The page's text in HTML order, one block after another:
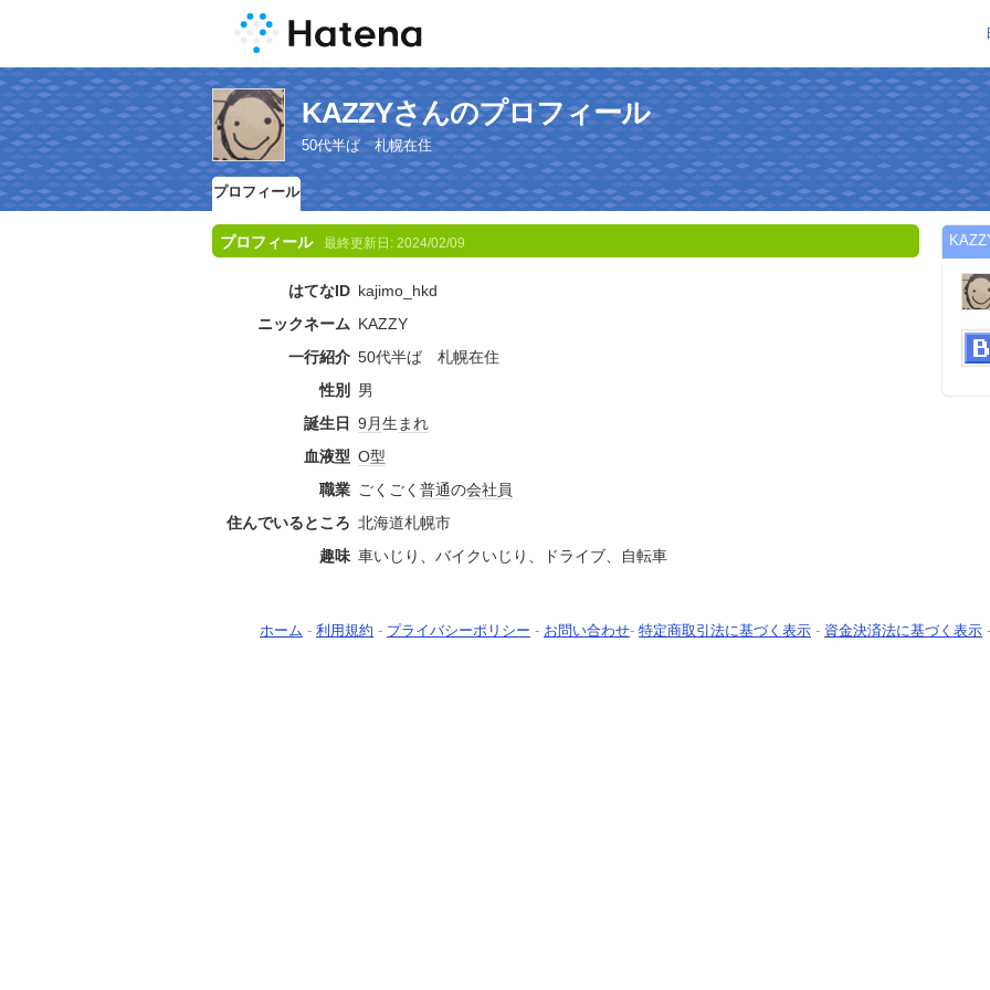
KAZZYさんのプロフィール
50代半ば 札幌在住
プロフィール
プロフィール 最終更新日: 2024/02/09
はてなID kajimo_hkd
ニックネーム KAZZY
一行紹介 50代半ば 札幌在住
性別
男
誕生日
9月生まれ
血液型 O型
職業 ごくごく 普通の会社員
住んでいるところ 北海道札幌市
趣味 車いじり、バイクいじり、ドライブ、自転車
ホーム - 利用規約 - プライバシーポリシー - お問い合わせ- 特定商取引法に基づく表示 - 資金決済法に基づく表示 -